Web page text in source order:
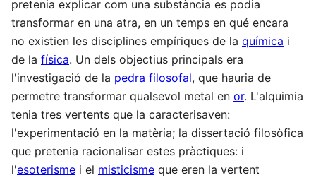
pretenia explicar com una substància es podia
transformar en una atra, en un temps en qué encara
no existien les disciplines empíriques de la química i
de la física. Un dels objectius principals era
l'investigació de la pedra filosofal, que hauria de
permetre transformar qualsevol metal en or. L'alquimia
tenia tres vertents que la caracterisaven:
l'experimentació en la matèria; la dissertació filosòfica
que pretenia racionalisar estes pràctiques: i
l'esoterisme i el misticisme que eren la vertent